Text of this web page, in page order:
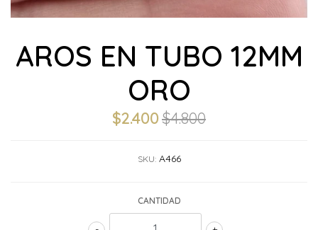
AROS EN TUBO 12MM
ORO
$2.400$4.800
SKU: A466
CANTIDAD